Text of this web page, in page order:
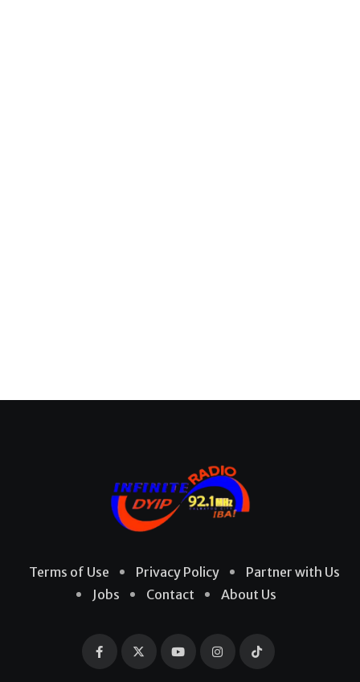
Terms of Use Privacy Policy
Partner with Us
Jobs
Contact About Us